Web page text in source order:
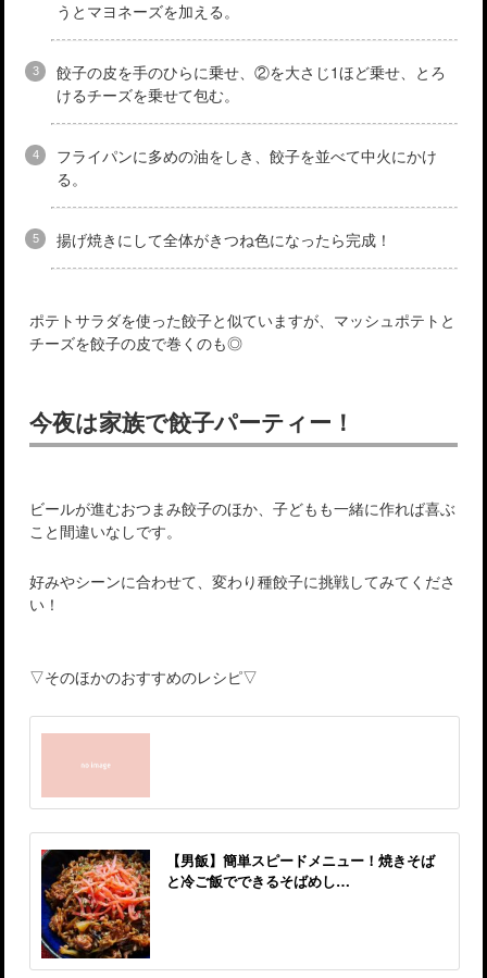
うとマヨネーズを加える。
餃子の皮を手のひらに乗せ、②を大さじ1ほど乗せ、とろ
けるチーズを乗せて包む。
フライパンに多めの油をしき、餃子を並べて中火にかけ
る。
揚げ焼きにして全体がきつね色になったら完成！
ポテトサラダを使った餃子と似ていますが、マッシュポテトと
チーズを餃子の皮で巻くのも◎
今夜は家族で餃子パーティー！
ビールが進むおつまみ餃子のほか、子どもも一緒に作れば喜ぶ
こと間違いなしです。
好みやシーンに合わせて、変わり種餃子に挑戦してみてくださ
い！
▽そのほかのおすすめのレシピ▽
【男飯】簡単スピードメニュー！焼きそば
と冷ご飯でできるそばめし…